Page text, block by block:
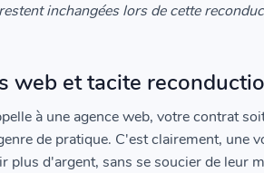
inchangées lors de cette
web et tacite
à une agence web, votre contrat
de pratique. C'est clairement, une
plus d'argent, sans se soucier de leur